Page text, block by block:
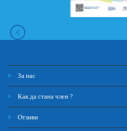
За нас
Как да стана член ?
Отзиви